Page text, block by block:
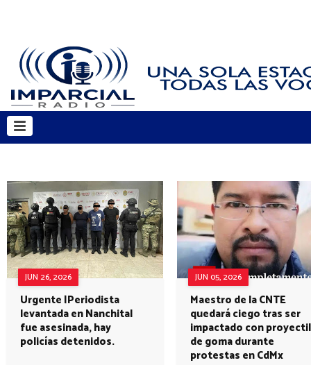
JUN 26, 2026
Urgente |Periodista
levantada en Nanchital
fue asesinada, hay
policías detenidos.
JUN 05, 2026
Maestro de la CNTE
quedará ciego tras ser
impactado con proyectil
de goma durante
protestas en CdMx